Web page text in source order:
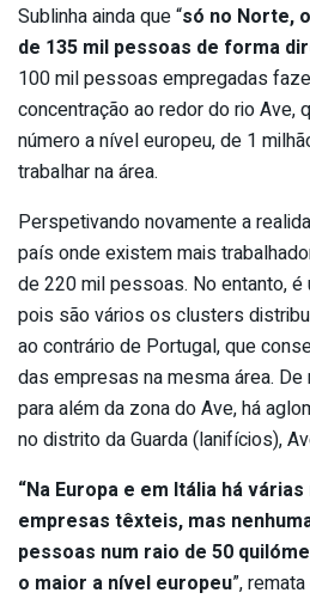
Sublinha ainda que “só no Norte,
de 135 mil pessoas de forma
100 mil pessoas empregadas
concentração ao redor do rio Ave,
número a nível europeu, de 1
trabalhar na área.
Perspetivando novamente a
país onde existem mais
de 220 mil pessoas. No entanto,
pois são vários os clusters
ao contrário de Portugal, que
das empresas na mesma área.
para além da zona do Ave, há
no distrito da Guarda (lanifícios),
“Na Europa e em Itália há
empresas têxteis, mas
pessoas num raio de 50
o maior a nível europeu”,